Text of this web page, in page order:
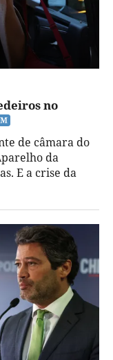
no
de câmara do
da
E a crise da